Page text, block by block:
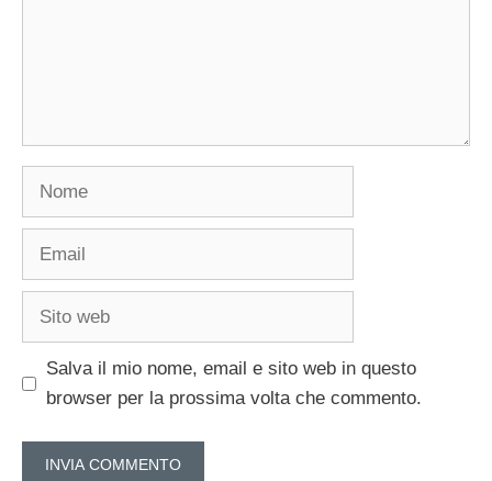
Nome
Email
Sito
Salva il mio nome, email e sito web in questo
browser per la prossima volta che commento.